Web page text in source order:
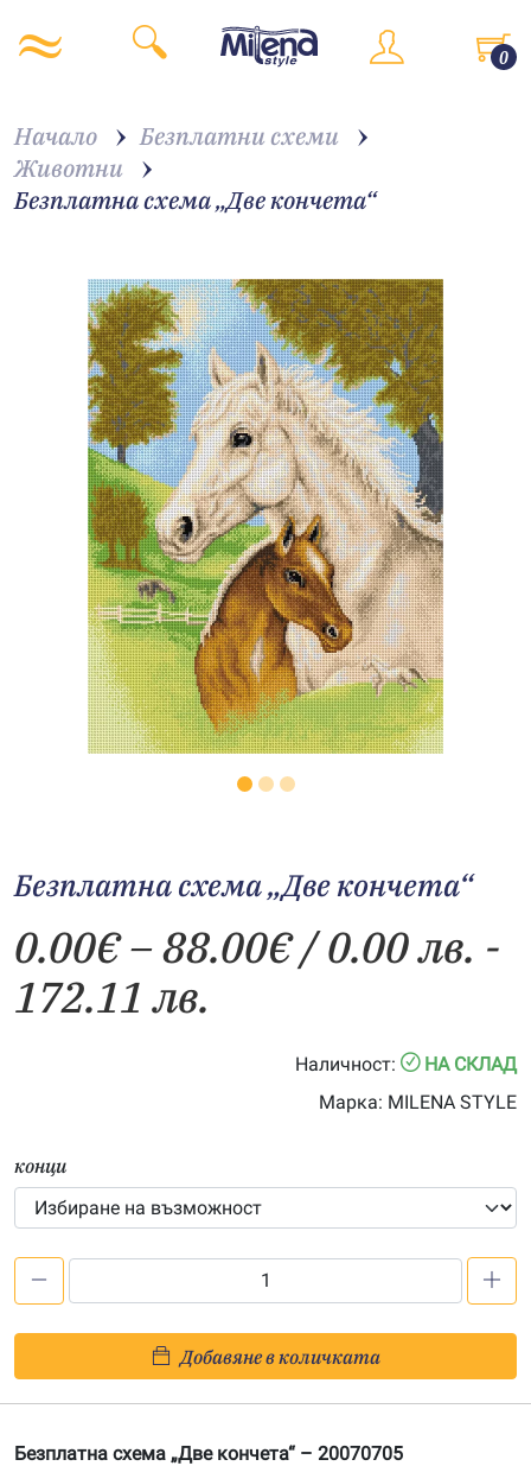
0
Начало
Безплатни схеми
Животни
Безплатна схема „Две кончета“
Безплатна схема „Две кончета“
0.00€–88.00€Price
0.00€
through
/ 0.00 лв. -
172.11 лв.
Наличност:
НА СКЛАД
Марка: MILENA STYLE
конци
схема
„Две
Добавяне в количката
Безплатна схемa „Две кончета“ – 20070705